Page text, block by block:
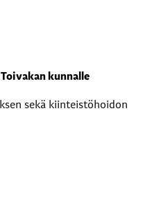
kunnalle
sekä kiinteistöhoidon